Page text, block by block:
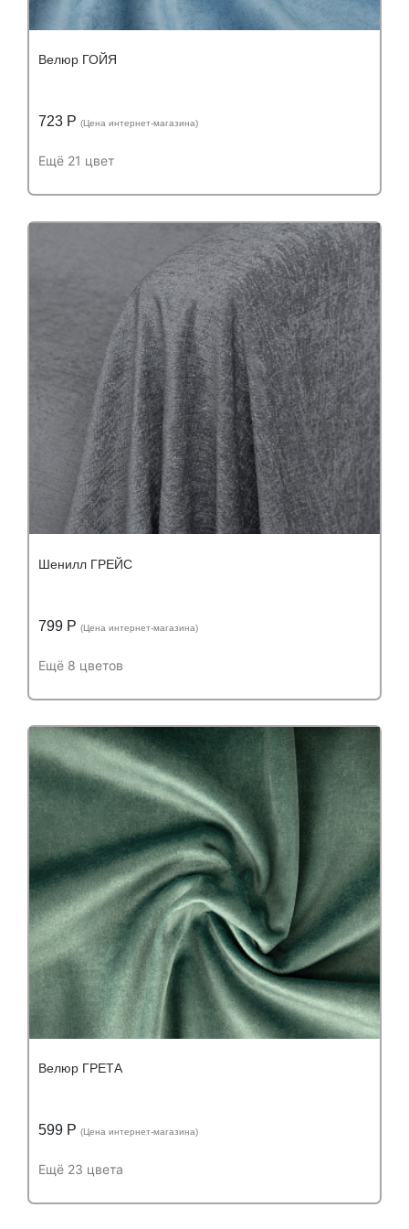
Велюр ГОЙЯ
723 Р (Цена интернет-магазина)
Ещё 21 цвет
Устойчивость к истиранию:
Устойчивость к истиранию:более 60 000
полиэстер (PES) 100%
Шенилл ГРЕЙС
799 Р (Цена интернет-магазина)
Ещё 8 цветов
Устойчивость к истиранию:
Состав:
Устойчивость к истиранию:более 40 000
циклов
Состав: полиэстер (PES) 100%
Велюр ГРЕТА
599 Р (Цена интернет-магазина)
Ещё 23 цвета